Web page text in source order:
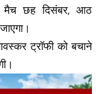
मैच छह दिसंबर, आठ
ट्रॉफी को बचाने